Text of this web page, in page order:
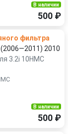
В наличии
500 ₽
фильтра
2010
3.2i 10HMC
В наличии
500 ₽